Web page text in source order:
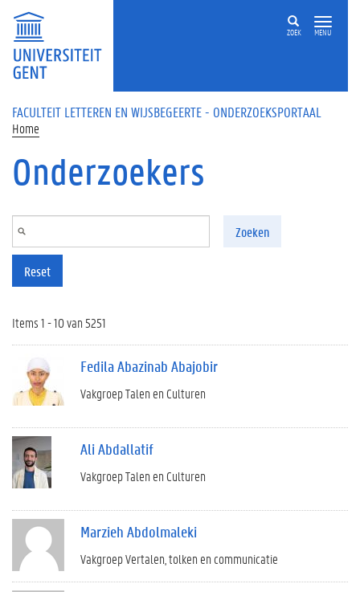
Overslaan en naar de inhoud gaan
ZOEK MENU
FACULTEIT LETTEREN EN WIJSBEGEERTE - ONDERZOEKSPORTAAL
Home
Onderzoekers
Zoeken
Reset
Items 1 - 10 van 5251
Fedila Abazinab Abajobir
Vakgroep Talen en Culturen
Ali Abdallatif
Vakgroep Talen en Culturen
Marzieh Abdolmaleki
Vakgroep Vertalen, tolken en communicatie